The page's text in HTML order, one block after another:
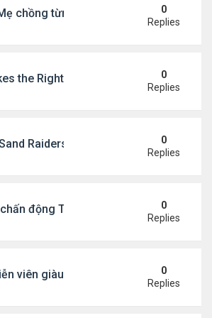
chồng từng ngạc nhiên vì tôi luôn trả
0
Replies
the Right Retail POS Matter?0
Replies
Raiders of Sophie Farming
0
Replies
động Thái lan: hai chị em người
0
Replies
viên giàu nhất Trung Quốc 2026
0
Replies